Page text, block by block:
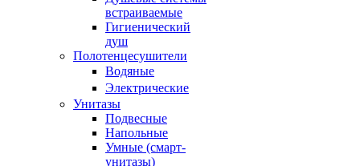
встраиваемые
Гигиенический
душ
Полотенцесушители
ㅤВодяные
ㅤЭлектрические
Унитазы
Подвесные
Напольные
Умные (смарт-
унитазы)